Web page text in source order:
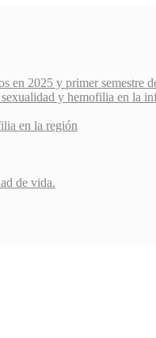
en 2025 y primer semestre
y hemofilia en la
en la región
de vida.